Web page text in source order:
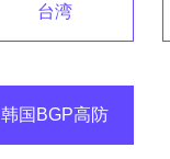
台湾
韩国BGP高防